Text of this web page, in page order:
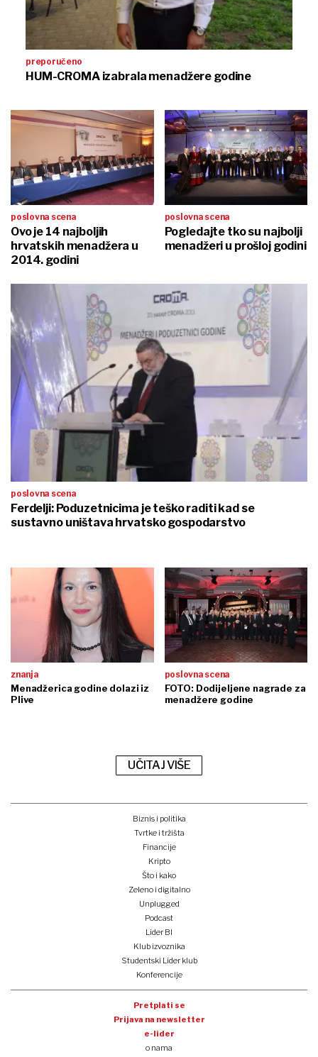
preporučeno
HUM-CROMA izabrala menadžere godine
poslovna scena
Ovo je 14 najboljih
hrvatskih menadžera u
2014. godini
poslovna scena
Pogledajte tko su najbolji
menadžeri u prošloj godini
poslovna scena
Ferdelji: Poduzetnicima je teško raditi kad se
sustavno uništava hrvatsko gospodarstvo
znanja
Menadžerica godine dolazi iz
Plive
poslovna scena
FOTO: Dodijeljene nagrade za
menadžere godine
UČITAJ VIŠE
Biznis i politika
Tvrtke i tržišta
Financije
Kripto
Što i kako
Zeleno i digitalno
Unplugged
Podcast
Lider BI
Klub izvoznika
Studentski Lider klub
Konferencije
Pretplati se
Prijava na newsletter
e-lider
o nama